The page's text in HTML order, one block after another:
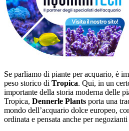
Se parliamo di piante per acquario, è
peso storico di Tropica. Qui, in un
importante della storia moderna delle
Tropica, Dennerle Plants porta una
mondo dell’acquario dolce europeo,
ordinata e pensata anche per